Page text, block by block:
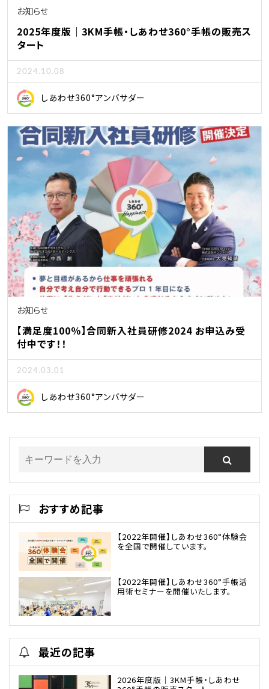
お知らせ
2025年度版｜3KM手帳・しあわせ360°手帳の販売ス
タート
2024.10.08
しあわせ360°アンバサダー
お知らせ
【満足度100％】合同新入社員研修2024 お申込み受
付中です！！
2024.03.01
しあわせ360°アンバサダー
おすすめ記事
【2022年開催】しあわせ360°体験会
を全国で開催しています。
【2022年開催】しあわせ360°手帳活
用術セミナーを開催いたします。
最近の記事
2026年度版｜3KM手帳・しあわせ